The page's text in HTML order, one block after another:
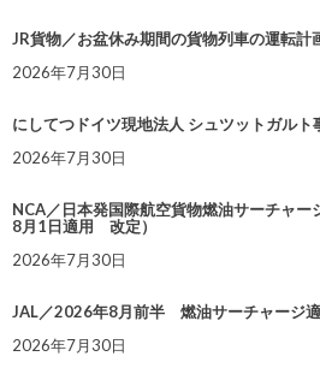
JR貨物／お盆休み期間の貨物列車の運転計
2026年7月30日
にしてつドイツ現地法人 シュツットガルト
2026年7月30日
NCA／日本発国際航空貨物燃油サーチャ
8月1日適用 改定）
2026年7月30日
JAL／2026年8月前半 燃油サーチャージ
2026年7月30日